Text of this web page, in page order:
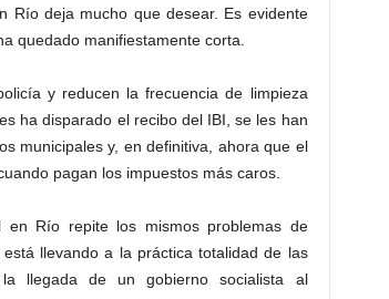
Río deja mucho que desear. Es evidente
quedado manifiestamente corta.
y reducen la frecuencia de limpieza
ha disparado el recibo del IBI, se les han
municipales y, en definitiva, ahora que el
pagan los impuestos más caros.
Río repite los mismos problemas de
llevando a la práctica totalidad de las
llegada de un gobierno socialista al